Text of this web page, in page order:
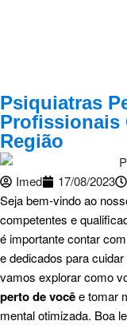
Psiquiatras
Profissionais
Região
Imed 17/08/2023
Seja bem-vindo ao
competentes e
é importante contar
e dedicados para
vamos explorar como
perto de vocêe tomar
mental otimizada. Boa